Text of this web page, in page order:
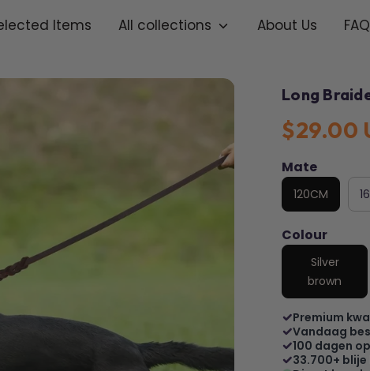
Items All collections About Us
Long
$29.00
Mate
120CM
Colour
Silver
brown
Premium
Vandaag
100 dagen
33.700+